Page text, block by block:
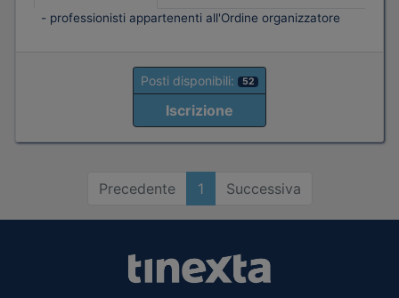
- professionisti appartenenti all'Ordine organizzatore
Posti disponibili: 52
Iscrizione
Precedente 1 Successiva